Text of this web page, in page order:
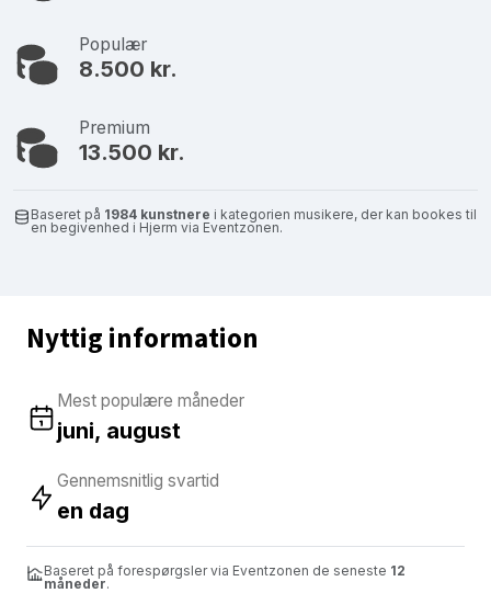
Populær
8.500 kr.
Premium
13.500 kr.
Baseret på 1984 kunstnere i kategorien musikere, der kan bookes til
en begivenhed i Hjerm via Eventzonen.
Nyttig information
Mest populære måneder
juni, august
Gennemsnitlig svartid
en dag
Baseret på forespørgsler via Eventzonen de seneste 12
måneder.